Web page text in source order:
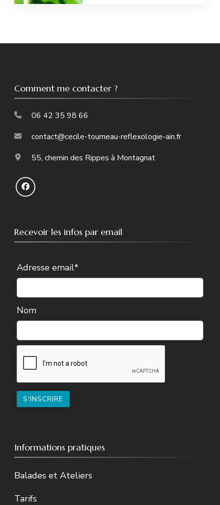
Comment me contacter ?
06 42 35 98 66
contact@cecile-tourneau-reflexologie-ain.fr
55, chemin des Rippes à Montagnat
Recevoir les infos par email
Adresse email*
Nom
Informations pratiques
Balades et Ateliers
Tarifs